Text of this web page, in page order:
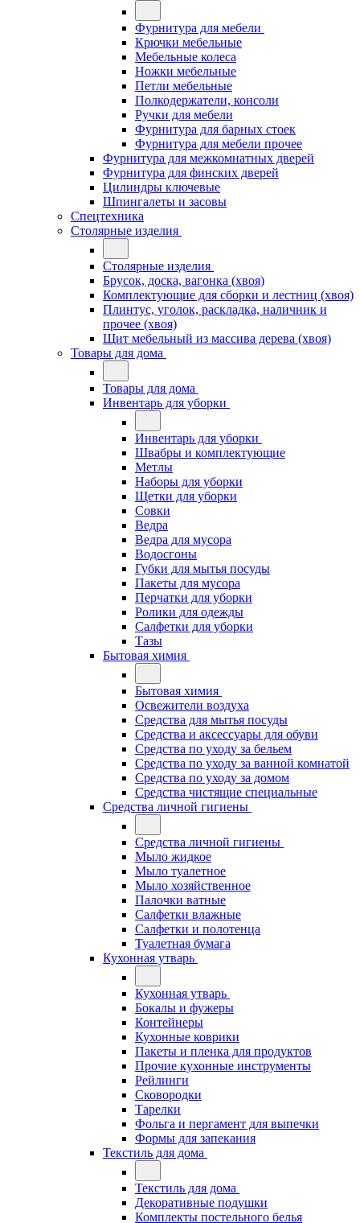
Фурнитура для мебели
Крючки мебельные
Мебельные колеса
Ножки мебельные
Петли мебельные
Полкодержатели, консоли
Ручки для мебели
Фурнитура для барных стоек
Фурнитура для мебели прочее
Фурнитура для межкомнатных дверей
Фурнитура для финских дверей
Цилиндры ключевые
Шпингалеты и засовы
Спецтехника
Столярные изделия
Столярные изделия
Брусок, доска, вагонка (хвоя)
Комплектующие для сборки и лестниц (хвоя)
Плинтус, уголок, раскладка, наличник и
прочее (хвоя)
Щит мебельный из массива дерева (хвоя)
Товары для дома
Товары для дома
Инвентарь для уборки
Инвентарь для уборки
Швабры и комплектующие
Метлы
Наборы для уборки
Щетки для уборки
Совки
Ведра
Ведра для мусора
Водосгоны
Губки для мытья посуды
Пакеты для мусора
Перчатки для уборки
Ролики для одежды
Салфетки для уборки
Тазы
Бытовая химия
Бытовая химия
Освежители воздуха
Средства для мытья посуды
Средства и аксессуары для обуви
Средства по уходу за бельем
Средства по уходу за ванной комнатой
Средства по уходу за домом
Средства чистящие специальные
Средства личной гигиены
Средства личной гигиены
Мыло жидкое
Мыло туалетное
Мыло хозяйственное
Палочки ватные
Салфетки влажные
Салфетки и полотенца
Туалетная бумага
Кухонная утварь
Кухонная утварь
Бокалы и фужеры
Контейнеры
Кухонные коврики
Пакеты и пленка для продуктов
Прочие кухонные инструменты
Рейлинги
Сковородки
Тарелки
Фольга и пергамент для выпечки
Формы для запекания
Текстиль для дома
Текстиль для дома
Декоративные подушки
Комплекты постельного белья